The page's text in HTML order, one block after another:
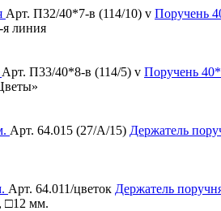
Арт. П32/40*7-в (114/10) v Поручень
линия
Арт. П33/40*8-в (114/5) v Поручень
Арт. 64.015 (27/А/15) Держатель
Арт. 64.011/цветок Держатель
□12 мм.